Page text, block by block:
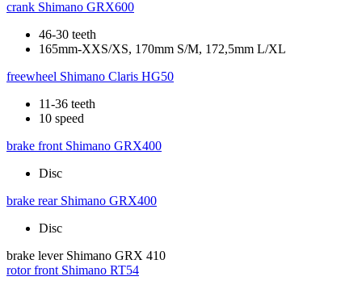
crank Shimano GRX600
46-30 teeth
165mm-XXS/XS, 170mm S/M, 172,5mm L/XL
freewheel Shimano Claris HG50
11-36 teeth
10 speed
brake front Shimano GRX400
Disc
brake rear Shimano GRX400
Disc
brake lever Shimano GRX 410
rotor front Shimano RT54